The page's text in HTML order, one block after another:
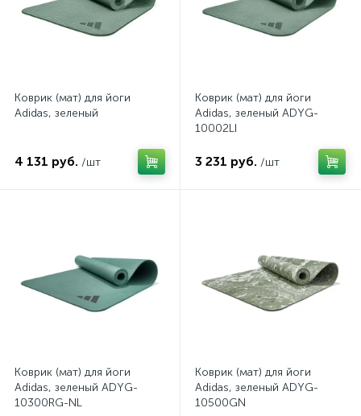
Коврик (мат) для йоги
Adidas, зеленый
4 131 руб. /шт
Коврик (мат) для йоги
Adidas, зеленый ADYG-
10002LI
3 231 руб. /шт
Коврик (мат) для йоги
Adidas, зеленый ADYG-
10300RG-NL
Коврик (мат) для йоги
Adidas, зеленый ADYG-
10500GN